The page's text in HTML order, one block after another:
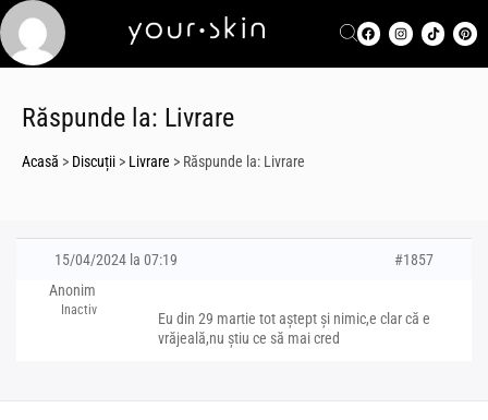
Răspunde la: Livrare
Acasă > Discuții > Livrare > Răspunde la: Livrare
15/04/2024 la 07:19
#1857
Anonim
Inactiv
Eu din 29 martie tot aștept și nimic,e clar că e
vrăjeală,nu știu ce să mai cred